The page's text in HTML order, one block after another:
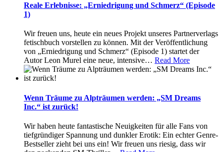
Reale Erlebnisse: „Erniedrigung und Schmerz“ (Episode
1)
Wir freuen uns, heute ein neues Projekt unseres Partnerverlags
fetischbuch vorstellen zu können. Mit der Veröffentlichung
von „Erniedrigung und Schmerz“ (Episode 1) startet der
Autor Leon Murel eine neue, intensive… Read More
Wenn Träume zu Alpträumen werden: „SM Dreams
Inc.“ ist zurück!
Wir haben heute fantastische Neuigkeiten für alle Fans von
tiefgründiger Spannung und dunkler Erotik: Ein echter Genre-
Bestseller zieht bei uns ein! Wir freuen uns riesig, dass wir